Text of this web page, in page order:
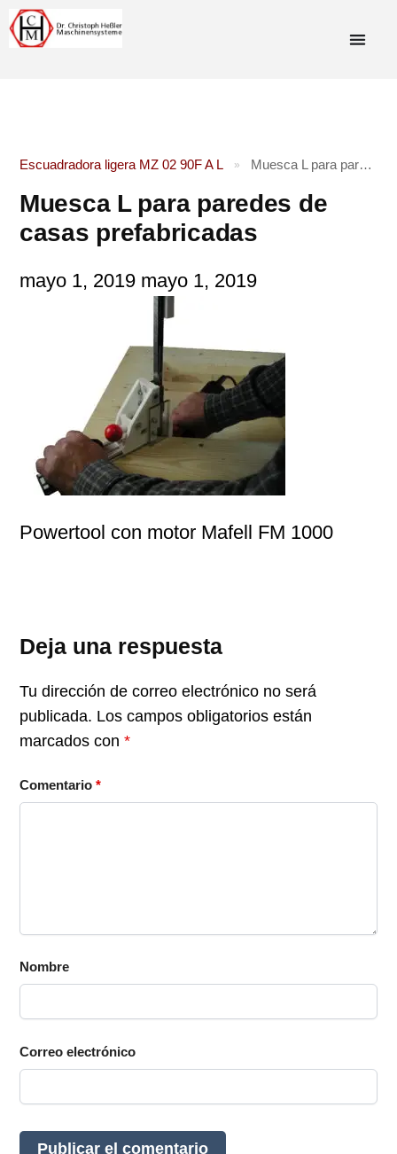
Escuadradora ligera MZ 02 90F A L » Muesca L para paredes de casas prefabricadas
Muesca L para paredes de
casas prefabricadas
mayo 1, 2019 mayo 1, 2019
Powertool con motor Mafell FM 1000
Deja una respuesta
Tu dirección de correo electrónico no será
publicada. Los campos obligatorios están
marcados con *
Comentario *
Nombre
Correo electrónico